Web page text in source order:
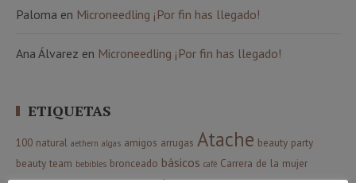
Paloma en Microneedling ¡Por fin has llegado!
Ana Álvarez en Microneedling ¡Por fin has llegado!
ETIQUETAS
100 natural aethern algas amigos arrugas Atache beauty party
beauty team bebibles bronceado básicos café Carrera de la mujer